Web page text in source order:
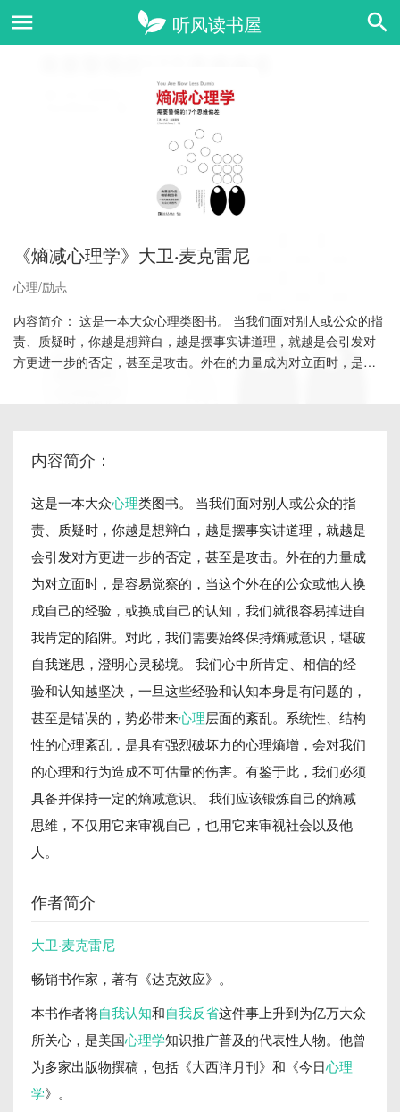
《熵减心理学》大卫·麦克雷尼
心理/励志
内容简介： 这是一本大众心理类图书。 当我们面对别人或公众的指
责、质疑时，你越是想辩白，越是摆事实讲道理，就越是会引发对
方更进一步的否定，甚至是攻击。外在的力量成为对立面时，是容
内容简介：
这是一本大众心理类图书。 当我们面对别人或公众的指
责、质疑时，你越是想辩白，越是摆事实讲道理，就越是
会引发对方更进一步的否定，甚至是攻击。外在的力量成
为对立面时，是容易觉察的，当这个外在的公众或他人换
成自己的经验，或换成自己的认知，我们就很容易掉进自
我肯定的陷阱。对此，我们需要始终保持熵减意识，堪破
自我迷思，澄明心灵秘境。 我们心中所肯定、相信的经
验和认知越坚决，一旦这些经验和认知本身是有问题的，
甚至是错误的，势必带来心理层面的紊乱。系统性、结构
性的心理紊乱，是具有强烈破坏力的心理熵增，会对我们
的心理和行为造成不可估量的伤害。有鉴于此，我们必须
具备并保持一定的熵减意识。 我们应该锻炼自己的熵减
思维，不仅用它来审视自己，也用它来审视社会以及他
人。
作者简介
大卫·麦克雷尼
畅销书作家，著有《达克效应》。
本书作者将自我认知和自我反省这件事上升到为亿万大众
所关心，是美国心理学知识推广普及的代表性人物。他曾
为多家出版物撰稿，包括《大西洋月刊》和《今日心理
学》。